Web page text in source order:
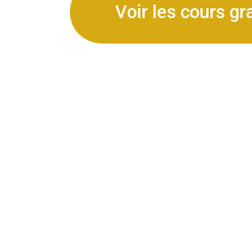
Voir les cours